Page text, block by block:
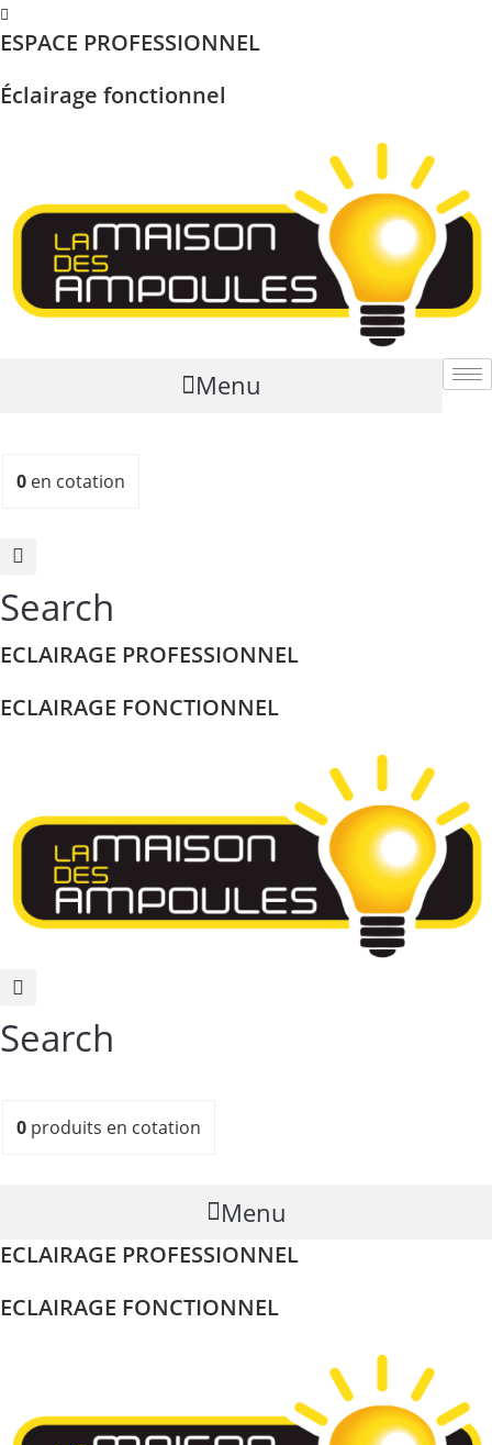
Skip
to
ESPACE PROFESSIONNEL
Éclairage fonctionnel
Menu
0 en cotation
Search
ECLAIRAGE PROFESSIONNEL
ECLAIRAGE FONCTIONNEL
Search
0 produits en cotation
Menu
ECLAIRAGE PROFESSIONNEL
ECLAIRAGE FONCTIONNEL